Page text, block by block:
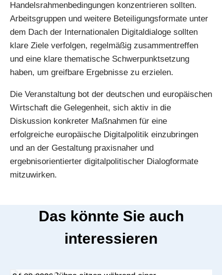
Handelsrahmenbedingungen konzentrieren sollten.
Arbeitsgruppen und weitere Beteiligungsformate unter
dem Dach der Internationalen Digitaldialoge sollten
klare Ziele verfolgen, regelmäßig zusammentreffen
und eine klare thematische Schwerpunktsetzung
haben, um greifbare Ergebnisse zu erzielen.
Die Veranstaltung bot der deutschen und europäischen
Wirtschaft die Gelegenheit, sich aktiv in die
Diskussion konkreter Maßnahmen für eine
erfolgreiche europäische Digitalpolitik einzubringen
und an der Gestaltung praxisnaher und
ergebnisorientierter digitalpolitischer Dialogformate
mitzuwirken.
Das könnte Sie auch
interessieren